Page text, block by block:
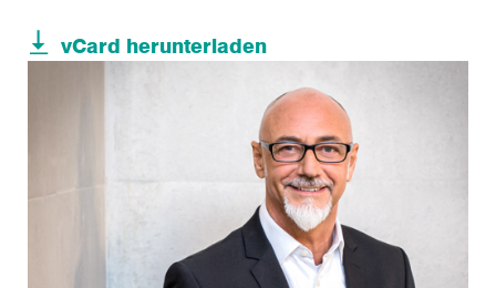
vCard herunterladen